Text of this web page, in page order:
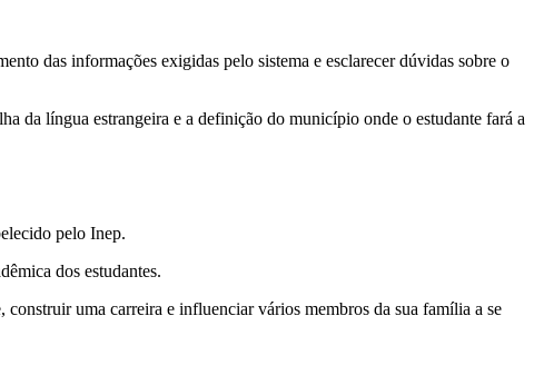
das informações exigidas pelo sistema e esclarecer dúvidas sobre o
da língua estrangeira e a definição do município onde o estudante fará a
pelo Inep.
dos estudantes.
uma carreira e influenciar vários membros da sua família a se